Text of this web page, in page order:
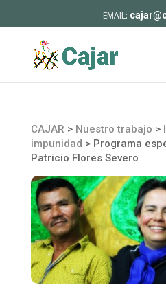
CAJAR > Nuestro trabajo >
impunidad > Programa
Patricio Flores Severo